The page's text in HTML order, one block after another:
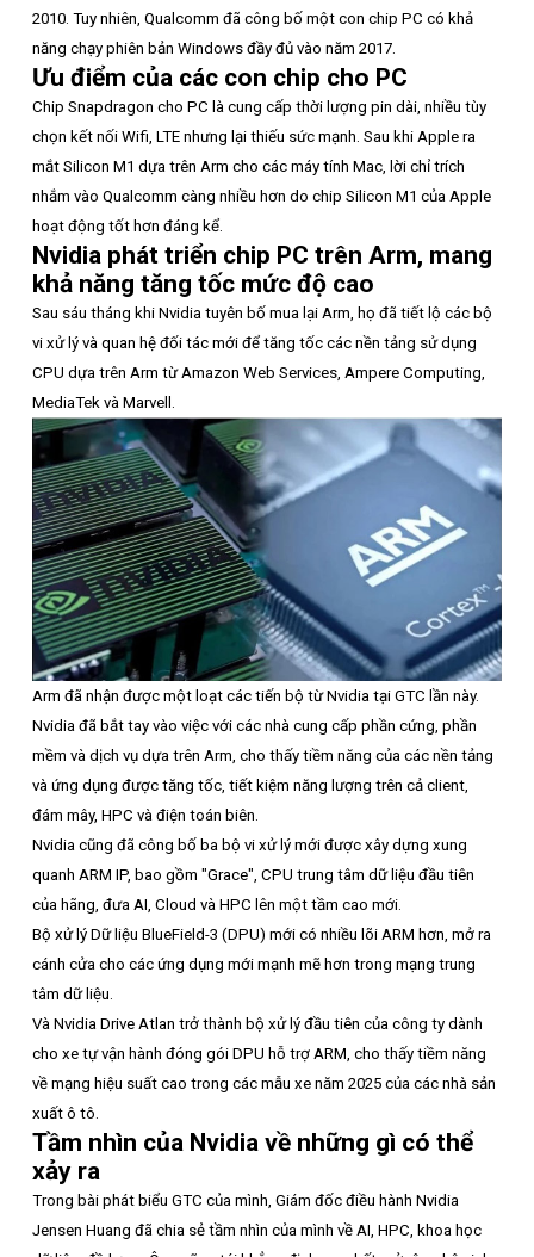
2010. Tuy nhiên, Qualcomm đã công bố một con chip PC có khả
năng chạy phiên bản Windows đầy đủ vào năm 2017.
Ưu điểm của các con chip cho PC
Chip Snapdragon cho PC là cung cấp thời lượng pin dài, nhiều tùy
chọn kết nối Wifi, LTE nhưng lại thiếu sức mạnh. Sau khi Apple ra
mắt Silicon M1 dựa trên Arm cho các máy tính Mac, lời chỉ trích
nhắm vào Qualcomm càng nhiều hơn do chip Silicon M1 của Apple
hoạt động tốt hơn đáng kể.
Nvidia phát triển chip PC trên Arm, mang
khả năng tăng tốc mức độ cao
Sau sáu tháng khi Nvidia tuyên bố mua lại Arm, họ đã tiết lộ các bộ
vi xử lý và quan hệ đối tác mới để tăng tốc các nền tảng sử dụng
CPU dựa trên Arm từ Amazon Web Services, Ampere Computing,
MediaTek và Marvell.
Arm đã nhận được một loạt các tiến bộ từ Nvidia tại GTC lần này.
Nvidia đã bắt tay vào việc với các nhà cung cấp phần cứng, phần
mềm và dịch vụ dựa trên Arm, cho thấy tiềm năng của các nền tảng
và ứng dụng được tăng tốc, tiết kiệm năng lượng trên cả client,
đám mây, HPC và điện toán biên.
Nvidia cũng đã công bố ba bộ vi xử lý mới được xây dựng xung
quanh ARM IP, bao gồm "Grace", CPU trung tâm dữ liệu đầu tiên
của hãng, đưa AI, Cloud và HPC lên một tầm cao mới.
Bộ xử lý Dữ liệu BlueField-3 (DPU) mới có nhiều lõi ARM hơn, mở ra
cánh cửa cho các ứng dụng mới mạnh mẽ hơn trong mạng trung
tâm dữ liệu.
Và Nvidia Drive Atlan trở thành bộ xử lý đầu tiên của công ty dành
cho xe tự vận hành đóng gói DPU hỗ trợ ARM, cho thấy tiềm năng
về mạng hiệu suất cao trong các mẫu xe năm 2025 của các nhà sản
xuất ô tô.
Tầm nhìn của Nvidia về những gì có thể
xảy ra
Trong bài phát biểu GTC của mình, Giám đốc điều hành Nvidia
Jensen Huang đã chia sẻ tầm nhìn của mình về AI, HPC, khoa học